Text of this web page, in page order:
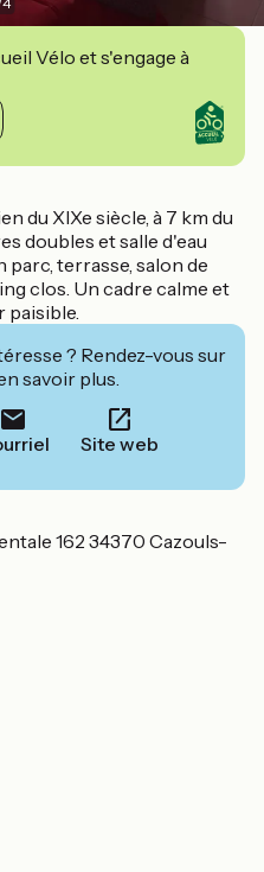
Vélo et s'engage à
du XIXe siècle, à 7 km du
doubles et salle d'eau
parc, terrasse, salon de
clos. Un cadre calme et
paisible.
? Rendez-vous sur
savoir plus.
Site web
162 34370 Cazouls-